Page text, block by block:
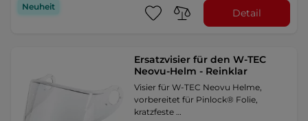
Neuheit
Detail
Ersatzvisier für den W-TEC
Neovu-Helm - Reinklar
Visier für W-TEC Neovu Helme,
vorbereitet für Pinlock® Folie,
kratzfeste …